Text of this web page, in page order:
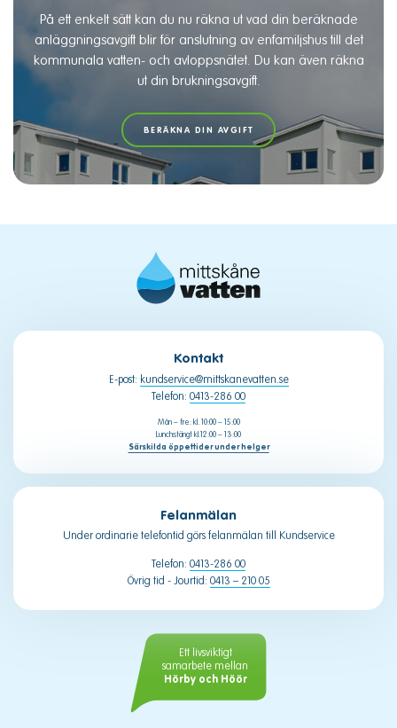
På ett enkelt sätt kan du nu räkna ut vad din beräknade
anläggningsavgift blir för anslutning av enfamiljshus till det
kommunala vatten- och avloppsnätet. Du kan även räkna
ut din brukningsavgift.
BERÄKNA DIN AVGIFT
Ett livsviktigt
samarbete mellan
Hörby och Höör
Kontakt
E-post: kundservice@mittskanevatten.se
Telefon: 0413-286 00
Mån – fre: kl. 10:00 – 15:00
Lunchstängt kl.12:00 – 13:00
Särskilda öppettider under helger
Felanmälan
Under ordinarie telefontid görs felanmälan till Kundservice
Telefon: 0413-286 00
Övrig tid - Jourtid: 0413 – 210 05